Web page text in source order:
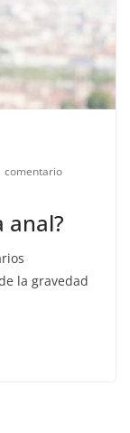
comentario
anal?
la gravedad